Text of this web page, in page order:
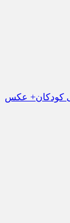
کودکان+ عکس